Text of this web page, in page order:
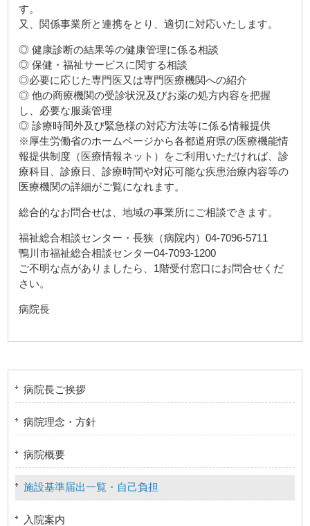
す。
又、関係事業所と連携をとり、適切に対応いたします。
◎ 健康診断の結果等の健康管理に係る相談
◎ 保健・福祉サービスに関する相談
◎必要に応じた専門医又は専門医療機関への紹介
◎ 他の商療機関の受診状況及びお薬の処方内容を把握
し、必要な服薬管理
◎ 診療時間外及び緊急様の対応方法等に係る情報提供
※厚生労働省のホームページから各都道府県の医療機能情
報提供制度（医療情報ネット）をご利用いただければ、診
療科目、診療日、診療時間や対応可能な疾患治療内容等の
医療機関の詳細がご覧になれます。
総合的なお問合せは、地域の事業所にご相談できます。
福祉総合相談センター・長狭（病院内）04-7096-5711
鴨川市福祉総合相談センター04-7093-1200
ご不明な点がありましたら、1階受付窓口にお問合せくだ
さい。
病院長
病院長ご挨拶
病院理念・方針
病院概要
施設基準届出一覧・自己負担
入院案内